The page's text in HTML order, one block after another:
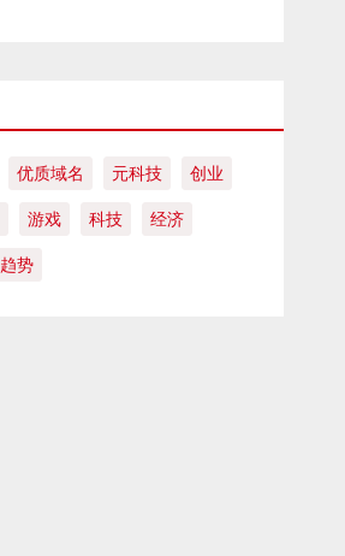
优质域名 元科技 创业
游戏 科技 经济
趋势